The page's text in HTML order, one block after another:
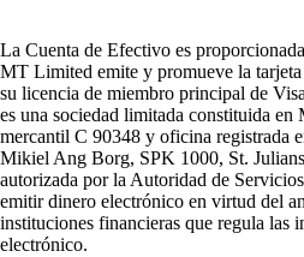
La Cuenta de Efectivo es
MT Limited emite y promueve la
su licencia de miembro principal de
es una sociedad limitada constituida
mercantil C 90348 y oficina registrada
Mikiel Ang Borg, SPK 1000, St.
autorizada por la Autoridad de
emitir dinero electrónico en virtud del
instituciones financieras que regula las
electrónico.